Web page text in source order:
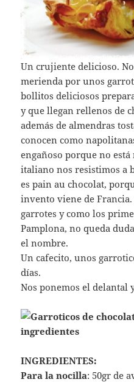
Un crujiente delicioso.
merienda por unos
bollitos deliciosos
y que llegan rellenos de
además de almendras
conocen como
engañoso porque no
italiano nos resistimos a
es pain au chocolat,
invento viene de
garrotes y como los
Pamplona, no queda
el nombre.
Un cafecito, unos
días.
Nos ponemos el delantal
INGREDIENTES:
Para la nocilla: 50gr de